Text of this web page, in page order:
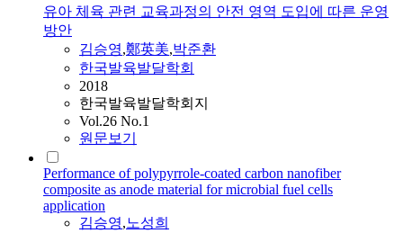
유아 체육 관련 교육과정의 안전 영역 도입에 따른 운영
방안
김승영,鄭英美,박준환
한국발육발달학회
2018
한국발육발달학회지
Vol.26 No.1
원문보기
Performance of polypyrrole-coated carbon nanofiber
composite as anode material for microbial fuel cells
application
김승영,노성희